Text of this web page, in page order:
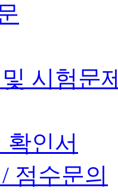
시험문
확인서
점수문의